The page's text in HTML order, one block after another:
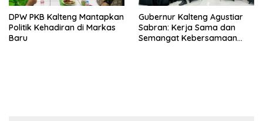
DPW PKB Kalteng Mantapkan
Politik Kehadiran di Markas
Baru
Gubernur Kalteng Agustiar
Sabran: Kerja Sama dan
Semangat Kebersamaan